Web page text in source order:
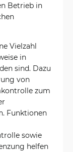
Betrieb in
Vielzahl
in
sind. Dazu
von
zum
Funktionen
sowie
helfen